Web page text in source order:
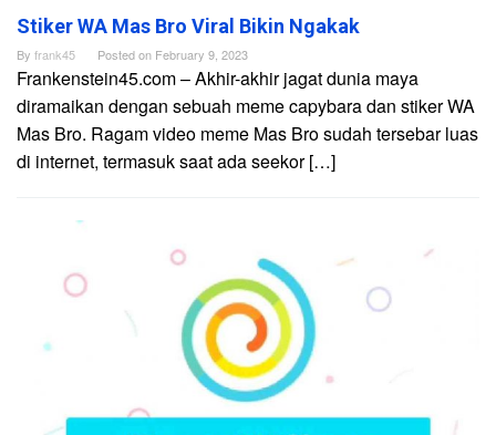
Stiker WA Mas Bro Viral Bikin Ngakak
By frank45 Posted on February 9, 2023
Frankenstein45.com – Akhir-akhir jagat dunia maya
diramaikan dengan sebuah meme capybara dan stiker WA
Mas Bro. Ragam video meme Mas Bro sudah tersebar luas
di internet, termasuk saat ada seekor […]